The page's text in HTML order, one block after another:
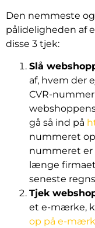
Den nemmeste
pålideligheden af
disse 3 tjek:
Slå
af, hvem der
CVR-
gå så ind på
nummeret
nummeret er
længe
seneste
Tjek
et e-mærke,
op på e-